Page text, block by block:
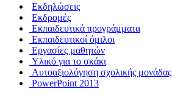
Εκδηλώσεις
Εκδρομές
Εκπαιδευτικά προγράμματα
Εκπαιδευτικοί όμιλοι
Εργασίες μαθητών
Υλικό για το σκάκι
Αυτοαξιολόγηση σχολικής μονάδας
PowerPoint 2013